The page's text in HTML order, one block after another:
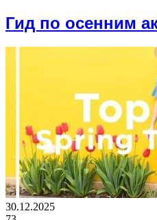
Гид по осенним
30.12.2025